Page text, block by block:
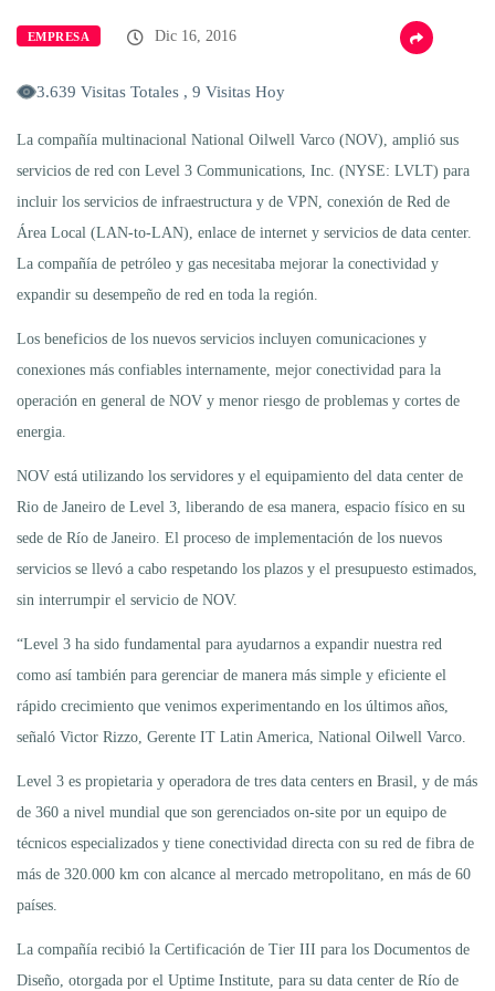
EMPRESA Dic 16, 2016
3.639 Visitas Totales , 9 Visitas Hoy
La compañía multinacional National Oilwell Varco (NOV), amplió sus
servicios de red con Level 3 Communications, Inc. (NYSE: LVLT) para
incluir los servicios de infraestructura y de VPN, conexión de Red de
Área Local (LAN-to-LAN), enlace de internet y servicios de data center.
La compañía de petróleo y gas necesitaba mejorar la conectividad y
expandir su desempeño de red en toda la región.
Los beneficios de los nuevos servicios incluyen comunicaciones y
conexiones más confiables internamente, mejor conectividad para la
operación en general de NOV y menor riesgo de problemas y cortes de
energia.
NOV está utilizando los servidores y el equipamiento del data center de
Rio de Janeiro de Level 3, liberando de esa manera, espacio físico en su
sede de Río de Janeiro. El proceso de implementación de los nuevos
servicios se llevó a cabo respetando los plazos y el presupuesto estimados,
sin interrumpir el servicio de NOV.
“Level 3 ha sido fundamental para ayudarnos a expandir nuestra red
como así también para gerenciar de manera más simple y eficiente el
rápido crecimiento que venimos experimentando en los últimos años,
señaló Victor Rizzo, Gerente IT Latin America, National Oilwell Varco.
Level 3 es propietaria y operadora de tres data centers en Brasil, y de más
de 360 a nivel mundial que son gerenciados on-site por un equipo de
técnicos especializados y tiene conectividad directa con su red de fibra de
más de 320.000 km con alcance al mercado metropolitano, en más de 60
países.
La compañía recibió la Certificación de Tier III para los Documentos de
Diseño, otorgada por el Uptime Institute, para su data center de Río de